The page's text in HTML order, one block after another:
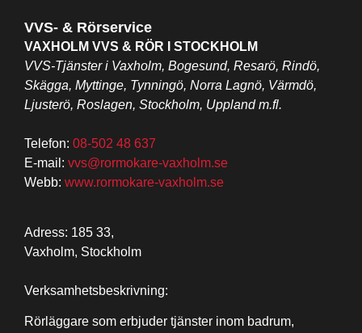
VVS- & Rörservice
VAXHOLM VVS & RÖR I STOCKHOLM
VVS-Tjänster i Vaxholm, Bogesund, Resarö, Rindö,
Skägga, Myttinge, Tynningö, Norra Lagnö, Värmdö,
Ljusterö, Roslagen, Stockholm, Uppland m.fl.
Telefon: 08-502 48 637
E-mail: vvs@rormokare-vaxholm.se
Webb: www.rormokare-vaxholm.se
Adress: 185 33,
Vaxholm, Stockholm
Verksamhetsbeskrivning:
Rörläggare som erbjuder tjänster inom badrum,